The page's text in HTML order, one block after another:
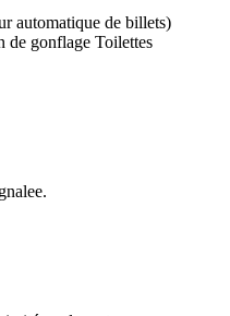
automatique de billets)
de gonflage Toilettes